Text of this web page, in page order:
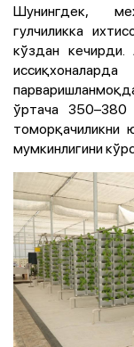
Шунингдек,
гулчиликка
кўздан
ўртача
томорқачиликни
мумкинлигини